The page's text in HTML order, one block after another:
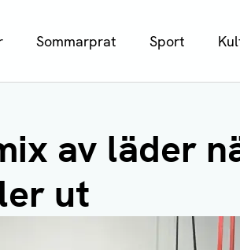
Sommarprat Sport
av läder
ut